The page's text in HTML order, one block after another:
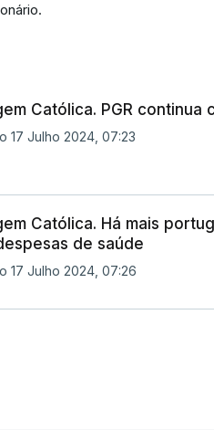
Católica. PGR
17 Julho 2024, 07:23
Católica. Há mais
de saúde
17 Julho 2024, 07:26